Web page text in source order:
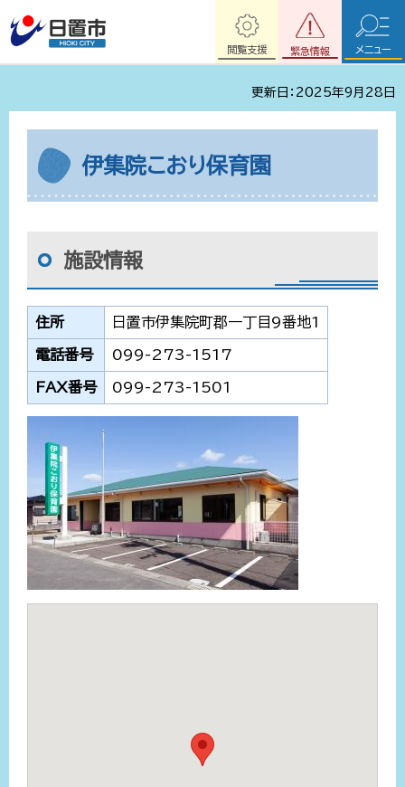
緊急情報
閲覧支援 メニュー
更新日：2025年9月28日
伊集院こおり保育園
施設情報
住所 日置市伊集院町郡一丁目9番地1
電話番号 099-273-1517
FAX番号 099-273-1501